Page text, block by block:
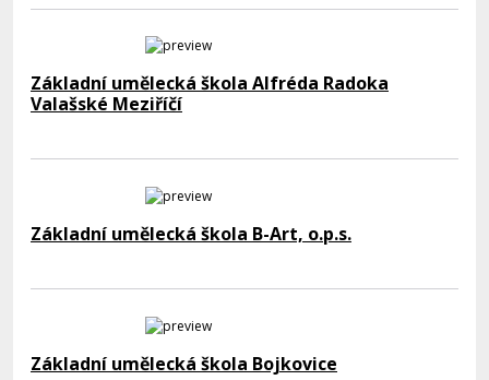
Základní umělecká škola Alfréda Radoka
Valašské Meziříčí
Základní umělecká škola B-Art, o.p.s.
Základní umělecká škola Bojkovice